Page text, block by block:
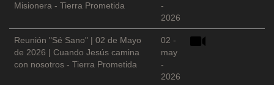
Misionera - Tierra Prometida
-
2026
Reunión "Sé Sano" | 02 de Mayo
de 2026 | Cuando Jesús camina
con nosotros - Tierra Prometida
02 -
may
-
2026